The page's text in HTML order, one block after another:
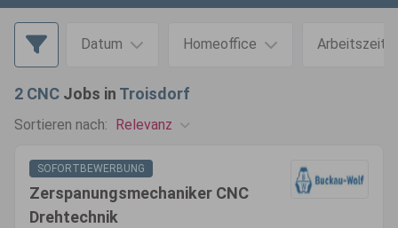
Datum Homeoffice Arbeitszeit
2 CNC Jobs in Troisdorf
Sortieren nach: Relevanz
SOFORTBEWERBUNG
Zerspanungsmechaniker CNC
Drehtechnik